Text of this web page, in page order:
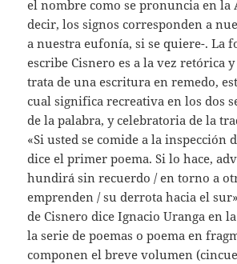
el nombre como se pronuncia en la
decir, los signos corresponden a
a nuestra eufonía, si se quiere-. La
escribe Cisnero es a la vez retórica
trata de una escritura en remedo,
cual significa recreativa en los dos
de la palabra, y celebratoria de la
«Si usted se comide a la inspección
dice el primer poema. Si lo hace,
hundirá sin recuerdo / en torno a
emprenden / su derrota hacia el
de Cisnero dice Ignacio Uranga en
la serie de poemas o poema en
componen el breve volumen